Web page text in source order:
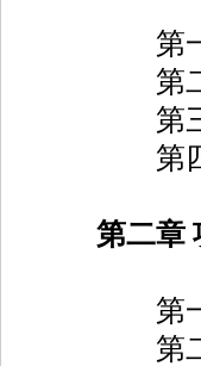
第一节
第二节
第三节
第四节
第二章
第一节
第二节